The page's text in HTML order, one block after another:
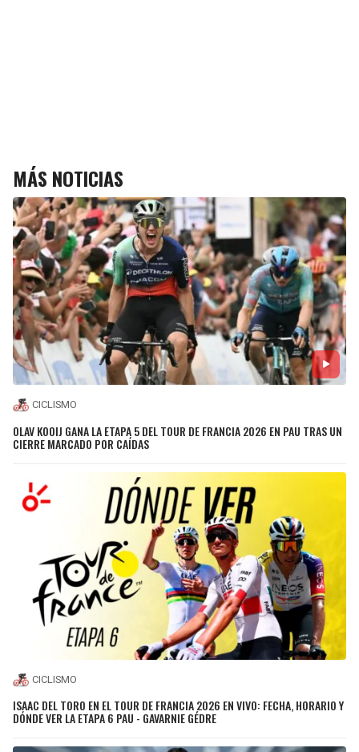
MÁS NOTICIAS
CICLISMO
OLAV KOOIJ GANA LA ETAPA 5 DEL TOUR DE FRANCIA 2026 EN PAU TRAS UN
CIERRE MARCADO POR CAÍDAS
CICLISMO
ISAAC DEL TORO EN EL TOUR DE FRANCIA 2026 EN VIVO: FECHA, HORARIO Y
DÓNDE VER LA ETAPA 6 PAU - GAVARNIE GÉDRE